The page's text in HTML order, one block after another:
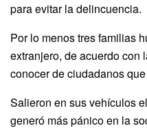
para evitar la delincuencia.
Por lo menos tres familias
extranjero, de acuerdo con
conocer de ciudadanos
Salieron en sus vehículos
generó más pánico en la